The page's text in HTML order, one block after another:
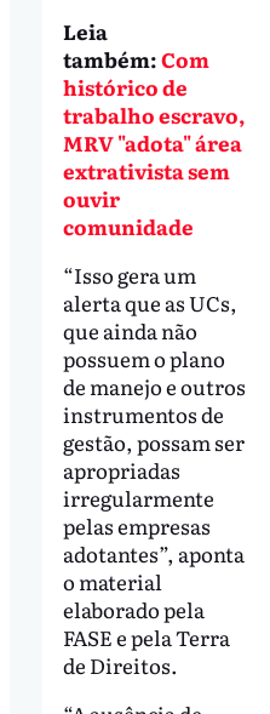
Leia
também:Com
histórico de
trabalho escravo,
MRV "adota" área
extrativista sem
ouvir
comunidade
“Isso gera um
alerta que as UCs,
que ainda não
possuem o plano
de manejo e outros
instrumentos de
gestão, possam ser
apropriadas
irregularmente
pelas empresas
adotantes”, aponta
o material
elaborado pela
FASE e pela Terra
de Direitos.